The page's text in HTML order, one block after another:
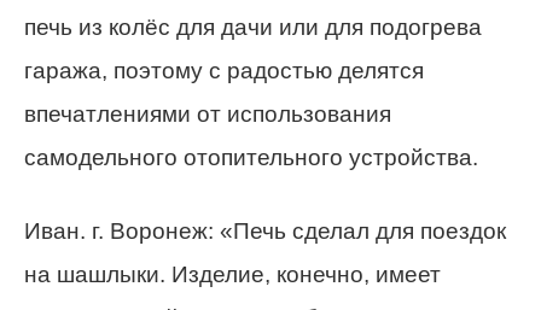
печь из колёс для дачи или для подогрева
гаража, поэтому с радостью делятся
впечатлениями от использования
самодельного отопительного устройства.
Иван. г. Воронеж: «Печь сделал для поездок
на шашлыки. Изделие, конечно, имеет